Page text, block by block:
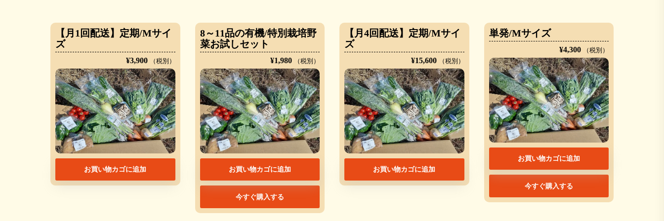
【月1回配送】定期/Mサイ
ズ
¥3,900 （税別）
8～11品の有機/特別栽培野
菜お試しセット
¥1,980 （税別）
【月4回配送】定期/Mサイ
ズ
¥15,600 （税別）
単発/Mサイズ
¥4,300 （税別）